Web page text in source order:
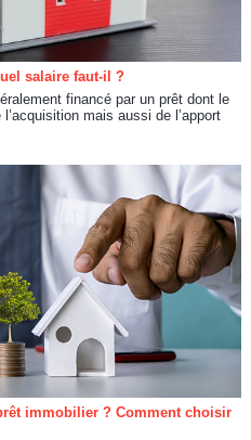
salaire faut-il ?
financé par un prêt dont le
mais aussi de l’apport
immobilier ? Comment choisir